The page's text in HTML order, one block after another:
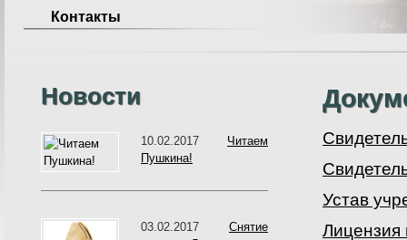
Контакты
Новости
10.02.2017 Читаем
Пушкина!
03.02.2017 Снятие
Устав
Лицензия